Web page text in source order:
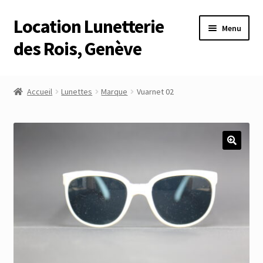
Aller
à
la
Aller
au
contenu
Location Lunetterie
des Rois, Genève
Menu
Accueil Lunettes Marque Vuarnet 02